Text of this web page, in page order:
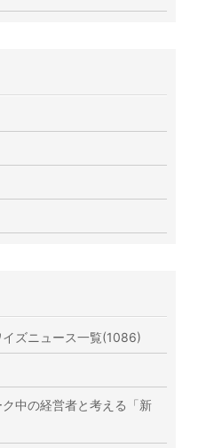
イズニュース一覧(1086)
中の経営者と考える「新